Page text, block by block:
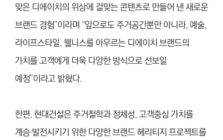
맞은 디에이치의 위상에 걸맞는 콘텐츠로 만들어 낸 새로운
브랜드 경험”이라며 “앞으로도 주거공간뿐만 아니라, 예술,
라이프스타일, 웰니스를 아우르는 디에이치 브랜드의
가치를 고객에게 더욱 다양한 방식으로 선보일
예정”이라고 밝혔다.
한편, 현대건설은 주거철학과 정체성, 고객중심 가치를
계승·발전시키기 위한 다양한 브랜드 헤리티지 프로젝트를